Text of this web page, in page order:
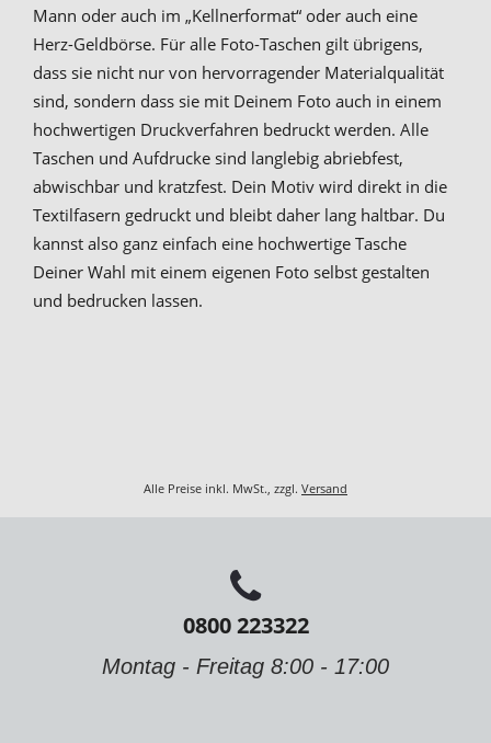
Mann oder auch im „Kellnerformat“ oder auch eine
Herz-Geldbörse. Für alle Foto-Taschen gilt übrigens,
dass sie nicht nur von hervorragender Materialqualität
sind, sondern dass sie mit Deinem Foto auch in einem
hochwertigen Druckverfahren bedruckt werden. Alle
Taschen und Aufdrucke sind langlebig abriebfest,
abwischbar und kratzfest. Dein Motiv wird direkt in die
Textilfasern gedruckt und bleibt daher lang haltbar. Du
kannst also ganz einfach eine hochwertige Tasche
Deiner Wahl mit einem eigenen Foto selbst gestalten
und bedrucken lassen.
Alle Preise inkl. MwSt., zzgl. Versand
0800 223322
Montag - Freitag 8:00 - 17:00